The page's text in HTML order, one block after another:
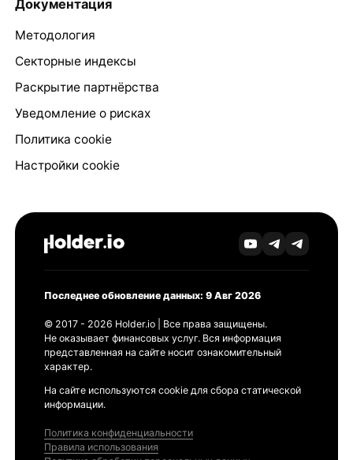
Документация
Методология
Секторные индексы
Раскрытие партнёрства
Уведомление о рисках
Политика cookie
Настройки cookie
Последнее обновление данных: 9 Авг 2026
© 2017 - 2026 Holder.io | Все права защищены.
Не оказывает финансовых услуг. Вся информация
представленная на сайте носит ознакомительный
характер.
На сайте используются cookie для сбора статической
информации.
Политика конфиденциальности
Правила использования